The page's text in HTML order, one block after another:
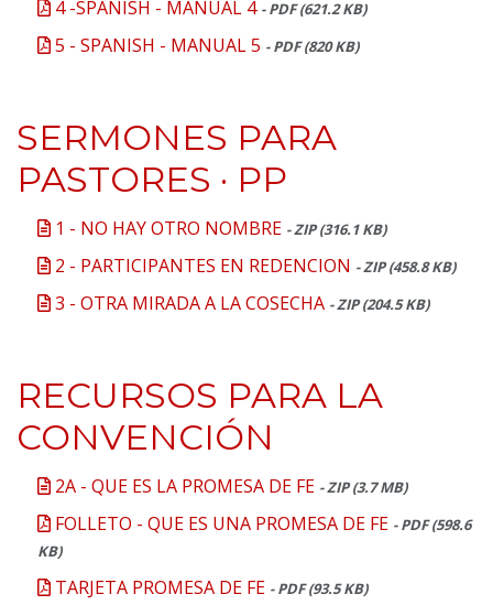
4 -SPANISH - MANUAL 4 - PDF (621.2 KB)
5 - SPANISH - MANUAL 5 - PDF (820 KB)
SERMONES PARA
PASTORES · PP
1 - NO HAY OTRO NOMBRE - ZIP (316.1 KB)
2 - PARTICIPANTES EN REDENCION - ZIP (458.8 KB)
3 - OTRA MIRADA A LA COSECHA - ZIP (204.5 KB)
RECURSOS PARA LA
CONVENCIÓN
2A - QUE ES LA PROMESA DE FE - ZIP (3.7 MB)
FOLLETO - QUE ES UNA PROMESA DE FE - PDF (598.6
KB)
TARJETA PROMESA DE FE - PDF (93.5 KB)